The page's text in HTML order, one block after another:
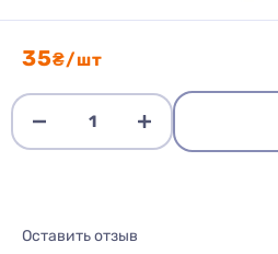
35₴/шт
Оставить отзыв